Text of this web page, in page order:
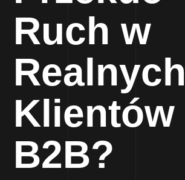
Ruch w
Realnych
Klientów
B2B?